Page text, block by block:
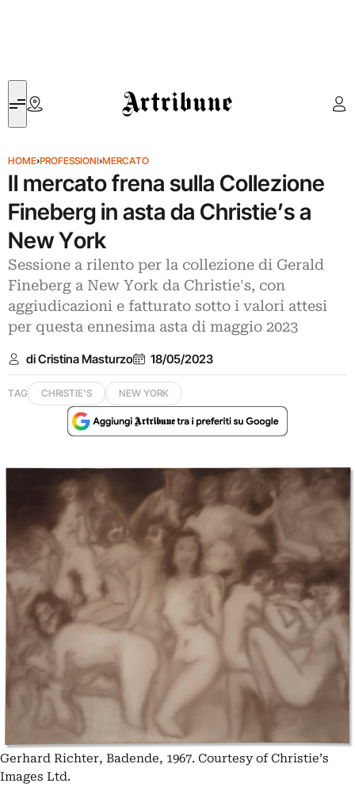
Artribune
HOME›PROFESSIONI›MERCATO
Il mercato frena sulla Collezione
Fineberg in asta da Christie’s a
New York
Sessione a rilento per la collezione di Gerald
Fineberg a New York da Christie's, con
aggiudicazioni e fatturato sotto i valori attesi
per questa ennesima asta di maggio 2023
di Cristina Masturzo 18/05/2023
TAG CHRISTIE'S NEW YORK
Gerhard Richter, Badende, 1967. Courtesy of Christie’s
Images Ltd.